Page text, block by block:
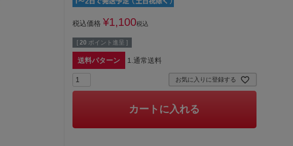
税込価格 ¥1,100税込
[ 20 ポイント進呈 ]
送料パターン 1.通常送料
お気に入りに登録する
カートに入れる